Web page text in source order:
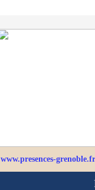
www.presences-grenoble.fr